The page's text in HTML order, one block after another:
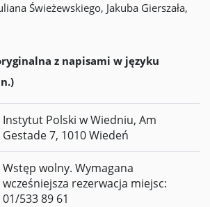
Świeżewskiego, Jakuba Gierszała,
z napisami w języku
Instytut Polski w Wiedniu, Am
Gestade 7, 1010 Wiedeń
Wstęp wolny. Wymagana
wcześniejsza rezerwacja miejsc:
01/533 89 61